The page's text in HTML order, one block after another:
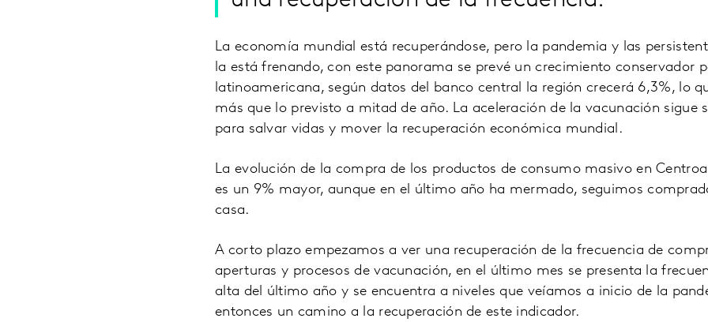
La economía mundial está recuperándose, pero la pandemia y las
la está frenando, con este panorama se prevé un crecimiento conservador
latinoamericana, según datos del banco central la región crecerá 6,3%, lo
más que lo previsto a mitad de año. La aceleración de la vacunación sigue
para salvar vidas y mover la recuperación económica mundial.
La evolución de la compra de los productos de consumo masivo en
es un 9% mayor, aunque en el último año ha mermado, seguimos
casa.
A corto plazo empezamos a ver una recuperación de la frecuencia de
aperturas y procesos de vacunación, en el último mes se presenta la
alta del último año y se encuentra a niveles que veíamos a inicio de la
entonces un camino a la recuperación de este indicador.